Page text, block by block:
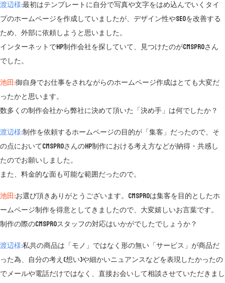
渡辺様:最初はテンプレートに自分で写真や文字をはめ込んでいくタイ
プのホームページを作成していましたが、デザイン性やSEOを改善する
ため、外部に依頼しようと思いました。
インターネットでHP制作会社を探していて、見つけたのがCMSproさん
でした。
池田:御自身でお仕事をされながらのホームページ作成はとても大変だ
ったかと思います。
数多くの制作会社から弊社に決めて頂いた「決め手」は何でしたか？
渡辺様:制作を依頼するホームページの目的が「集客」だったので、そ
の点においてCMSproさんのHP制作における考え方などが納得・共感し
たのでお願いしました。
また、料金的な面も可能な範囲だったので。
池田:お選び頂きありがとうございます。CMSproは集客を目的としたホ
ームページ制作を得意としてきましたので、大変嬉しいお言葉です。
制作の際のCMSproスタッフの対応はいかがでしたでしょうか？
渡辺様:私共の商品は「モノ」ではなく形の無い「サービス」が商品だ
った為、自分の考え(想い)や細かいニュアンスなどを表現したかったの
でメールや電話だけではなく、直接お会いして相談させていただきまし